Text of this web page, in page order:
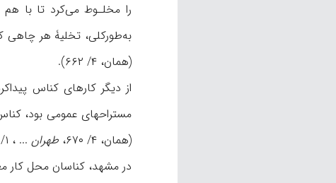
به‌طورکلی، تخلیۀ هر چاهی
(همان، ۴/ ۶۶۲).
از دیگر کارهای کناس
مستراحهای عمومی بود،
(همان، ۴/ ۶۷۰،
طهران ... ، ۱/ ۶۰-۶۱).
در مشهد، کناسان محل کار